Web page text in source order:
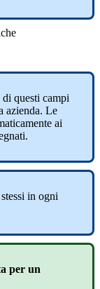
di questi campi
azienda. Le
ai
.
stessi in ogni
per un